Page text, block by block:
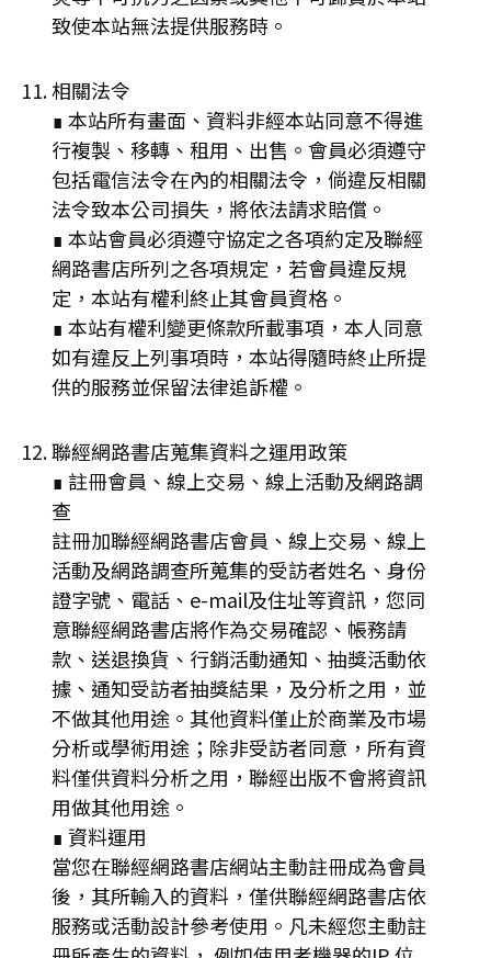
致使本站無法提供服務時。
相關法令
∎ 本站所有畫面、資料非經本站同意不得進
行複製、移轉、租用、出售。會員必須遵守
包括電信法令在內的相關法令，倘違反相關
法令致本公司損失，將依法請求賠償。
∎ 本站會員必須遵守協定之各項約定及聯經
網路書店所列之各項規定，若會員違反規
定，本站有權利終止其會員資格。
∎ 本站有權利變更條款所載事項，本人同意
如有違反上列事項時，本站得隨時終止所提
供的服務並保留法律追訴權。
聯經網路書店蒐集資料之運用政策
∎ 註冊會員、線上交易、線上活動及網路調
查
註冊加聯經網路書店會員、線上交易、線上
活動及網路調查所蒐集的受訪者姓名、身份
證字號、電話、e-mail及住址等資訊，您同
意聯經網路書店將作為交易確認、帳務請
款、送退換貨、行銷活動通知、抽獎活動依
據、通知受訪者抽獎結果，及分析之用，並
不做其他用途。其他資料僅止於商業及市場
分析或學術用途；除非受訪者同意，所有資
料僅供資料分析之用，聯經出版不會將資訊
用做其他用途。
∎ 資料運用
當您在聯經網路書店網站主動註冊成為會員
後，其所輸入的資料，僅供聯經網路書店依
服務或活動設計參考使用。凡未經您主動註